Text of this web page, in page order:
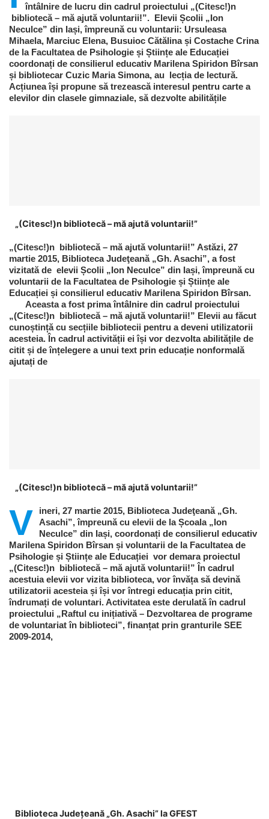
întâlnire de lucru din cadrul proiectului „(Citesc!)n
bibliotecă – mă ajută voluntarii!”. Elevii Școlii „Ion
Neculce” din Iași, împreună cu voluntarii: Ursuleasa
Mihaela, Marciuc Elena, Busuioc Cătălina și Costache Crina
de la Facultatea de Psihologie și Științe ale Educației
coordonați de consilierul educativ Marilena Spiridon Bîrsan
și bibliotecar Cuzic Maria Simona, au lecția de lectură.
Acțiunea își propune să trezească interesul pentru carte a
elevilor din clasele gimnaziale, să dezvolte abilitățile
„(Citesc!)n bibliotecă – mă ajută voluntarii!”
„(Citesc!)n bibliotecă – mă ajută voluntarii!” Astăzi, 27
martie 2015, Biblioteca Judeţeană „Gh. Asachi”, a fost
vizitată de elevii Școlii „Ion Neculce” din Iași, împreună cu
voluntarii de la Facultatea de Psihologie și Științe ale
Educației și consilierul educativ Marilena Spiridon Bîrsan.
Aceasta a fost prima întâlnire din cadrul proiectului
„(Citesc!)n bibliotecă – mă ajută voluntarii!” Elevii au făcut
cunoștință cu secțiile bibliotecii pentru a deveni utilizatorii
acesteia. În cadrul activității ei își vor dezvolta abilitățile de
citit și de înțelegere a unui text prin educație nonformală
ajutați de
„(Citesc!)n bibliotecă – mă ajută voluntarii!”
V
ineri, 27 martie 2015, Biblioteca Judeţeană „Gh.
Asachi”, împreună cu elevii de la Școala „Ion
Neculce” din Iași, coordonați de consilierul educativ
Marilena Spiridon Bîrsan și voluntarii de la Facultatea de
Psihologie și Științe ale Educației vor demara proiectul
„(Citesc!)n bibliotecă – mă ajută voluntarii!” În cadrul
acestuia elevii vor vizita biblioteca, vor învăța să devină
utilizatorii acesteia și își vor întregi educația prin citit,
îndrumați de voluntari. Activitatea este derulată în cadrul
proiectului „Raftul cu inițiativă – Dezvoltarea de programe
de voluntariat în biblioteci”, finanțat prin granturile SEE
2009-2014,
Biblioteca Județeană „Gh. Asachi” la GFEST